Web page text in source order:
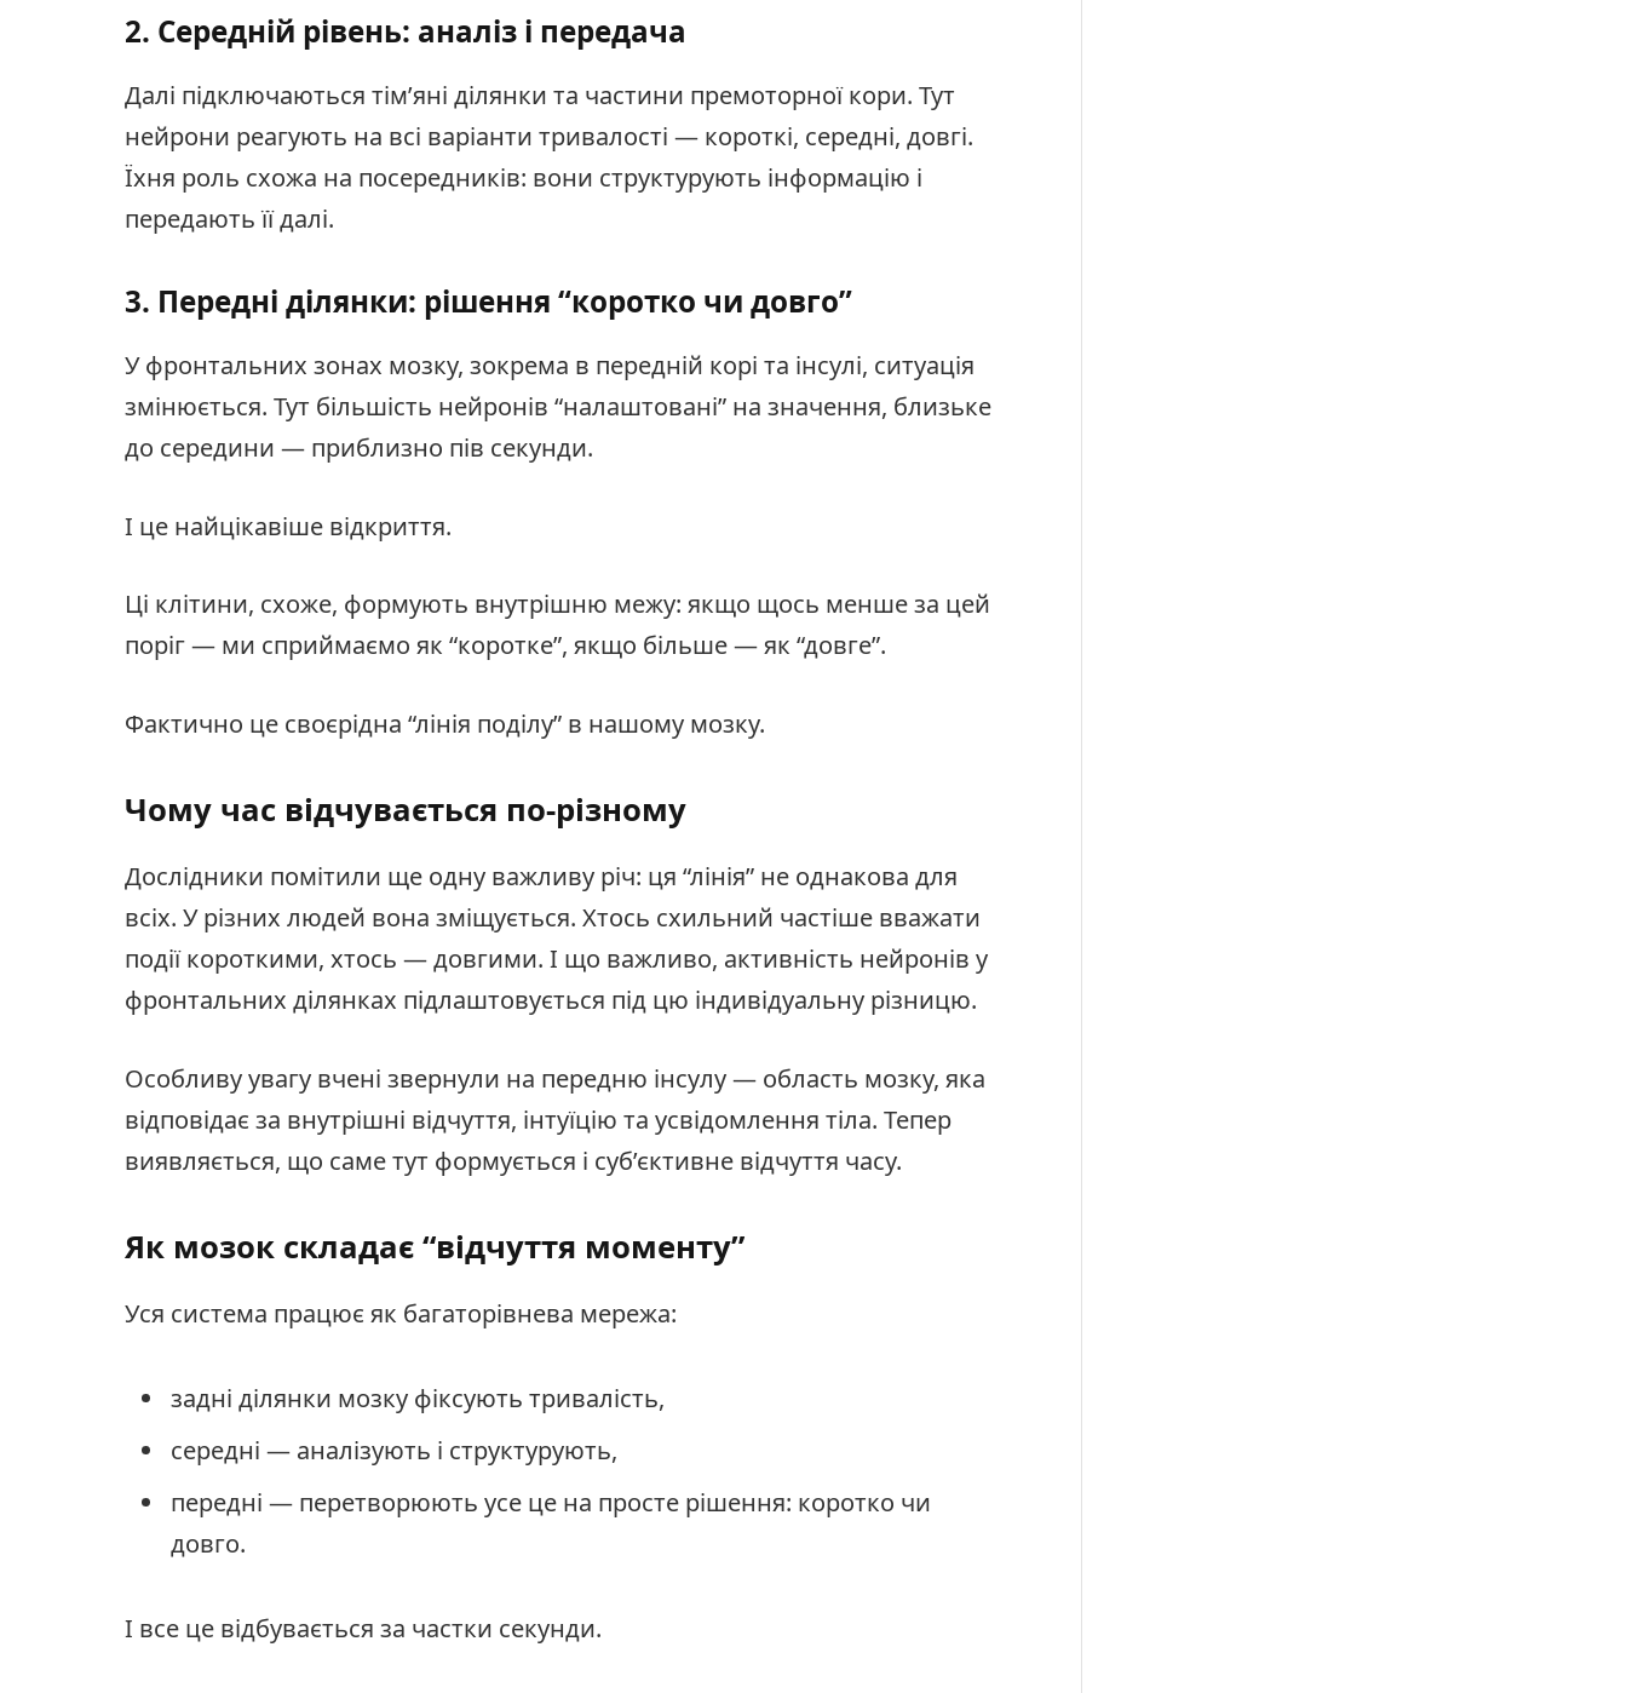
2. Середній рівень: аналіз і передача
Далі підключаються тім’яні ділянки та частини премоторної кори. Тут
нейрони реагують на всі варіанти тривалості — короткі, середні, довгі.
Їхня роль схожа на посередників: вони структурують інформацію і
передають її далі.
3. Передні ділянки: рішення “коротко чи довго”
У фронтальних зонах мозку, зокрема в передній корі та інсулі, ситуація
змінюється. Тут більшість нейронів “налаштовані” на значення, близьке
до середини — приблизно пів секунди.
І це найцікавіше відкриття.
Ці клітини, схоже, формують внутрішню межу: якщо щось менше за цей
поріг — ми сприймаємо як “коротке”, якщо більше — як “довге”.
Фактично це своєрідна “лінія поділу” в нашому мозку.
Чому час відчувається по-різному
Дослідники помітили ще одну важливу річ: ця “лінія” не однакова для
всіх. У різних людей вона зміщується. Хтось схильний частіше вважати
події короткими, хтось — довгими. І що важливо, активність нейронів у
фронтальних ділянках підлаштовується під цю індивідуальну різницю.
Особливу увагу вчені звернули на передню інсулу — область мозку, яка
відповідає за внутрішні відчуття, інтуїцію та усвідомлення тіла. Тепер
виявляється, що саме тут формується і суб’єктивне відчуття часу.
Як мозок складає “відчуття моменту”
Уся система працює як багаторівнева мережа:
задні ділянки мозку фіксують тривалість,
середні — аналізують і структурують,
передні — перетворюють усе це на просте рішення: коротко чи
довго.
І все це відбувається за частки секунди.